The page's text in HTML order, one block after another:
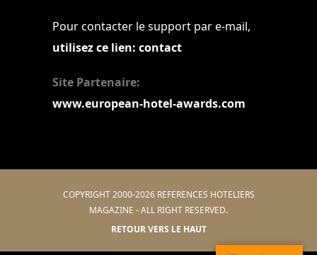
Pour contacter le support par e-mail,
utilisez ce lien: contact
Site Partenaire:
www.european-hotel-awards.com
COPYRIGHT 2000-2026 REFERENCES HOTELIERS
MAGAZINE - ALL RIGHT RESERVED.
RETOUR VERS LE HAUT